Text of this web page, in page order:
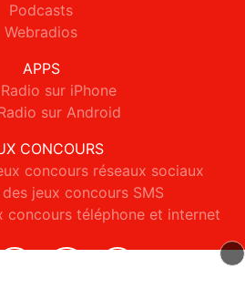
Podcasts
Webradios
APPS
sur iPhone
sur Android
CONCOURS
concours réseaux sociaux
jeux concours SMS
concours téléphone et internet